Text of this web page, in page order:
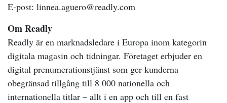
E-post: linnea.aguero@readly.com
Om Readly
Readly är en marknadsledare i Europa inom kategorin
digitala magasin och tidningar. Företaget erbjuder en
digital prenumerationstjänst som ger kunderna
obegränsad tillgång till 8 000 nationella och
internationella titlar – allt i en app och till en fast